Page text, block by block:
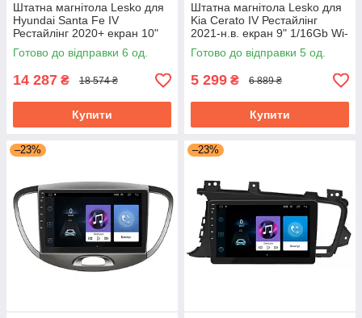
Штатна магнітола Lesko для
Hyundai Santa Fe IV
Рестайлінг 2020+ екран 10"
4/64Gb CarPlay 4G Wi-Fi GPS
Prime
Готово до відправки 6 од.
14 287 ₴ 18 574 ₴
Купити
Штатна магнітола Lesko для
Kia Cerato IV Рестайлінг
2021-н.в. екран 9" 1/16Gb Wi-
Fi GPS Base
Готово до відправки 5 од.
5 299 ₴ 6 889 ₴
Купити
–23% –23%